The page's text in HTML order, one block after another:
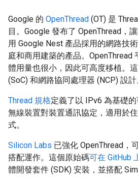
Google 的 OpenThread (OT) 是
目。Google 發布了 OpenThread，
用 Google Nest 產品採用的網路技
庭和商用建築的產品。OpenThread
體用量也很小，因此可高度移植。
(SoC) 和網路協同處理器 (NCP) 設計
Thread 規格定義了以 IPv6 為基礎
無線裝置對裝置通訊協定，適用於
式。
Silicon Labs 已強化 OpenThread，
搭配運作。這個原始碼可在 GitHub
體開發套件 (SDK) 安裝，並搭配